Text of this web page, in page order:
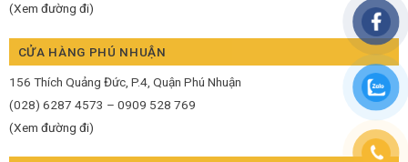
(Xem đường đi)
CỬA HÀNG PHÚ NHUẬN
156 Thích Quảng Đức, P.4, Quận Phú Nhuận
(028) 6287 4573 – 0909 528 769
(Xem đường đi)